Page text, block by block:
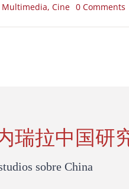
Multimedia, Cine 0 Commentson
瑞拉中国研
sobre China